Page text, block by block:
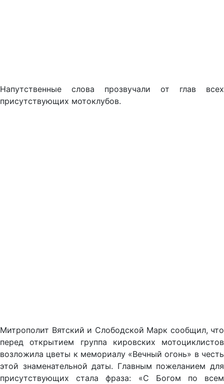
Напутственные слова прозвучали от глав всех
присутствующих мотоклубов.
Митрополит Вятский и Слободской Марк сообщил, что
перед открытием группа кировских мотоциклистов
возложила цветы к мемориалу «Вечный огонь» в честь
этой знаменательной даты. Главным пожеланием для
присутствующих стала фраза: «С Богом по всем